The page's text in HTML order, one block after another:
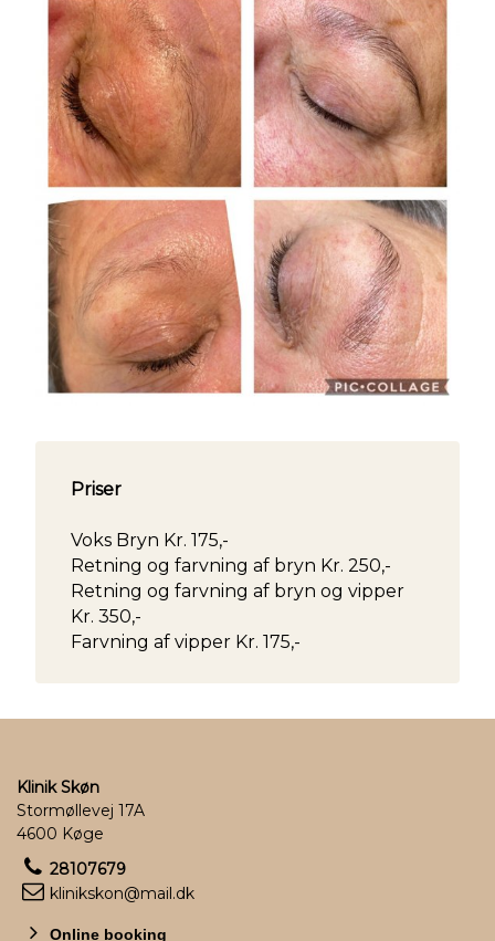
Priser
Voks Bryn Kr. 175,-
Retning og farvning af bryn Kr. 250,-
Retning og farvning af bryn og vipper
Kr. 350,-
Farvning af vipper Kr. 175,-
Klinik Skøn
Stormøllevej 17A
4600 Køge
28107679
klinikskon@mail.dk
Online booking